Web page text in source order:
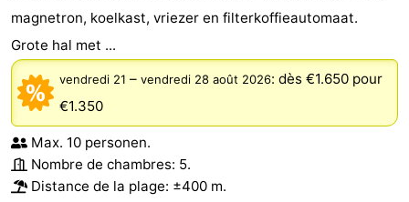
De
Zandput
-
Duinzicht
-
Joossesweg
-
Kustlicht
-
Meerpaal
-
magnetron, koelkast, vriezer en filterkoffieautomaat.
Grote hal met ...
vendredi 21 – vendredi 28 août 2026: dès €1.650 pour
€1.350
Max. 10 personen.
Nombre de chambres: 5.
Distance de la plage: ±400 m.